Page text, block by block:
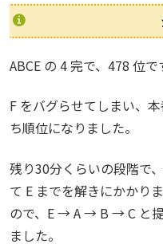
ABCE の 4 完で、478 位で
F をバグらせてしまい、
ち順位になりました。
残り30分くらいの段階で
て E までを解きにかかり
ので、E → A → B → C と
ました。